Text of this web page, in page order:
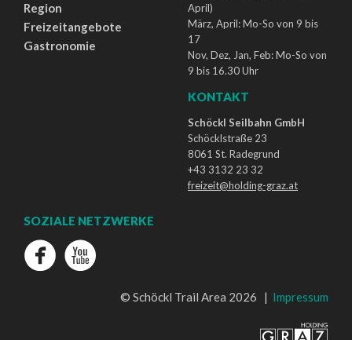
Region
Freizeitangebote
Gastronomie
April)
März, April: Mo-So von 9 bis
17
Nov, Dez, Jan, Feb: Mo-So von
9 bis 16.30 Uhr
KONTAKT
Schöckl Seilbahn GmbH
Schöcklstraße 23
8061 St. Radegrund
+43 3132 23 32
freizeit@holding-graz.at
SOZIALE NETZWERKE
© Schöckl Trail Area 2026 | Impressum